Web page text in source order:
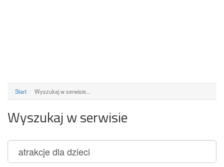
Start Wyszukaj w serwisie...
Wyszukaj w serwisie